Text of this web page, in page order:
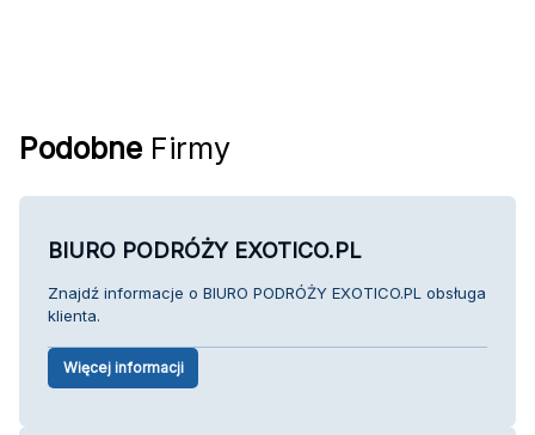
Podobne Firmy
BIURO PODRÓŻY EXOTICO.PL
Znajdź informacje o BIURO PODRÓŻY EXOTICO.PL obsługa
klienta.
Więcej informacji